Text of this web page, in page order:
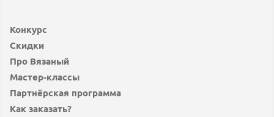
Конкурс
Скидки
Про Вязаный
Мастер-классы
Партнёрская программа
Как заказать?